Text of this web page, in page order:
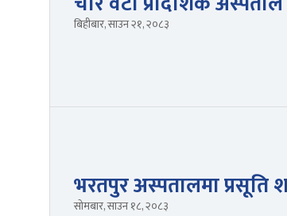
बिहीबार, साउन २१, २०८३
भरतपुर अस्पतालमा प्रसूति
सोमबार, साउन १८, २०८३